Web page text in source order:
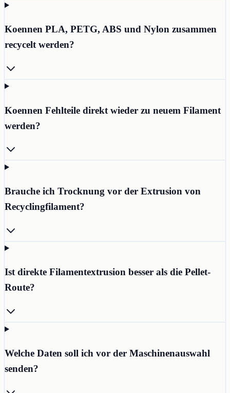
Koennen PLA, PETG, ABS und Nylon zusammen
recycelt werden?
Koennen Fehlteile direkt wieder zu neuem Filament
werden?
Brauche ich Trocknung vor der Extrusion von
Recyclingfilament?
Ist direkte Filamentextrusion besser als die Pellet-
Route?
Welche Daten soll ich vor der Maschinenauswahl
senden?